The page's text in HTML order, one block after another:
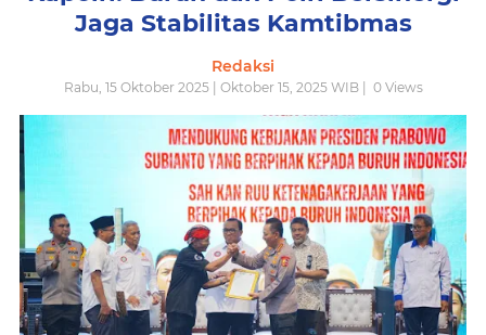
Jaga Stabilitas Kamtibmas
Redaksi
Rabu, 15 Oktober 2025 | Oktober 15, 2025 WIB | 0Views